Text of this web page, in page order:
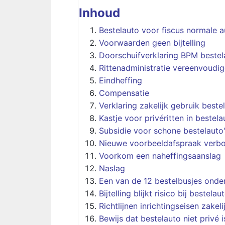
Inhoud
Bestelauto voor fiscus normale
Voorwaarden geen bijtelling
Doorschuifverklaring BPM
Rittenadministratie
Eindheffing
Compensatie
Verklaring zakelijk gebruik
Kastje voor privéritten in
Subsidie voor schone
Nieuwe voorbeeldafspraak
Voorkom een naheffingsaanslag
Naslag
Een van de 12 bestelbusjes
Bijtelling blijkt risico bij
Richtlijnen inrichtingseisen
Bewijs dat bestelauto niet privé